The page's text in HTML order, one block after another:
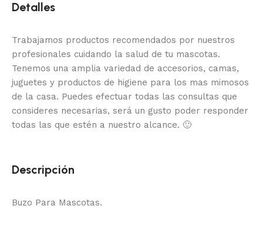
Detalles
Trabajamos productos recomendados por nuestros
profesionales cuidando la salud de tu mascotas.
Tenemos una amplia variedad de accesorios, camas,
juguetes y productos de higiene para los mas mimosos
de la casa. Puedes efectuar todas las consultas que
consideres necesarias, será un gusto poder responder
todas las que estén a nuestro alcance. 🙂
Descripción
Buzo Para Mascotas.